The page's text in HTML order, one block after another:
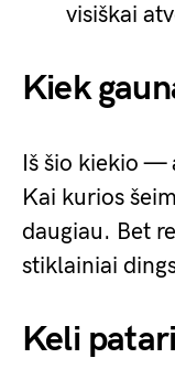
visiškai
Kiek
Iš šio kiekio —
Kai kurios
daugiau. Bet
stiklainiai
Keli